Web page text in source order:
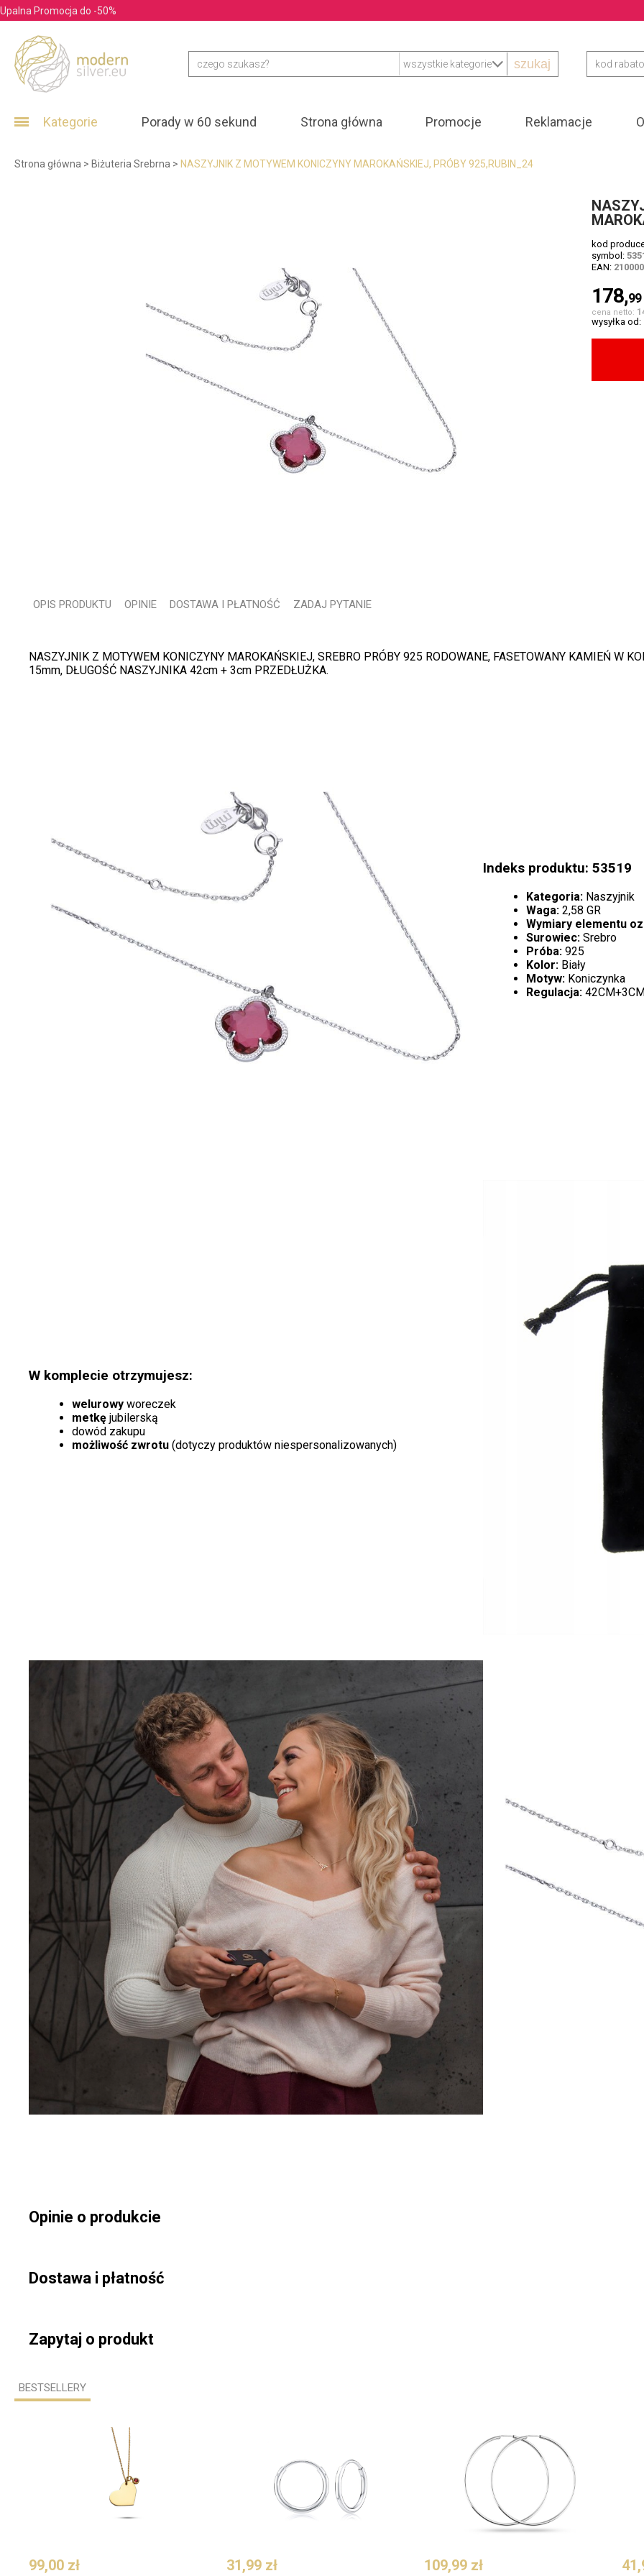
Upalna Promocja do -50%
szukaj
Kategorie Porady w 60 sekund Strona główna Promocje Reklamacje
Strona główna > Biżuteria Srebrna > NASZYJNIK Z MOTYWEM KONICZYNY MAROKAŃSKIEJ, PRÓBY 925,RUBIN_24
kod
symbol:
EAN:
178,99
cena netto:
wysyłka od:
OPIS PRODUKTU OPINIE DOSTAWA I PŁATNOŚĆ ZADAJ PYTANIE
NASZYJNIK Z MOTYWEM KONICZYNY MAROKAŃSKIEJ, SREBRO PRÓBY 925 RODOWANE, FASETOWANY KAMIEŃ W
15mm, DŁUGOŚĆ NASZYJNIKA 42cm + 3cm PRZEDŁUŻKA.
Indeks produktu: 53519
Kategoria: Naszyjnik
Waga: 2,58 GR
Wymiary elementu
Surowiec: Srebro
Próba: 925
Kolor: Biały
Motyw: Koniczynka
Regulacja:
W komplecie otrzymujesz:
welurowy woreczek
metkę jubilerską
dowód zakupu
możliwość zwrotu (dotyczy produktów niespersonalizowanych)
Opinie o produkcie
Dostawa i płatność
Zapytaj o produkt
BESTSELLERY
99,00 zł 31,99 zł 109,99 zł